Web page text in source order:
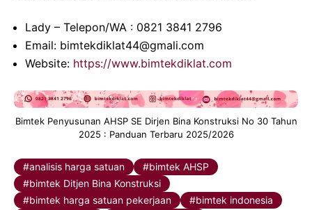
Lady – Telepon/WA : 0821 3841 2796
Email: bimtekdiklat44@gmali.com
Website: https://www.bimtekdiklat.com
Bimtek Penyusunan AHSP SE Dirjen Bina Konstruksi No 30 Tahun
2025 : Panduan Terbaru 2025/2026
analisis harga satuan
bimtek AHSP
bimtek Ditjen Bina Konstruksi
bimtek harga satuan pekerjaan
bimtek indonesia